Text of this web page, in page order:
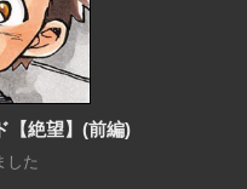
【絶望】(前編)
した